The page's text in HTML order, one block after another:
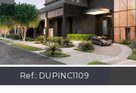
Ref.: DUPINC1109